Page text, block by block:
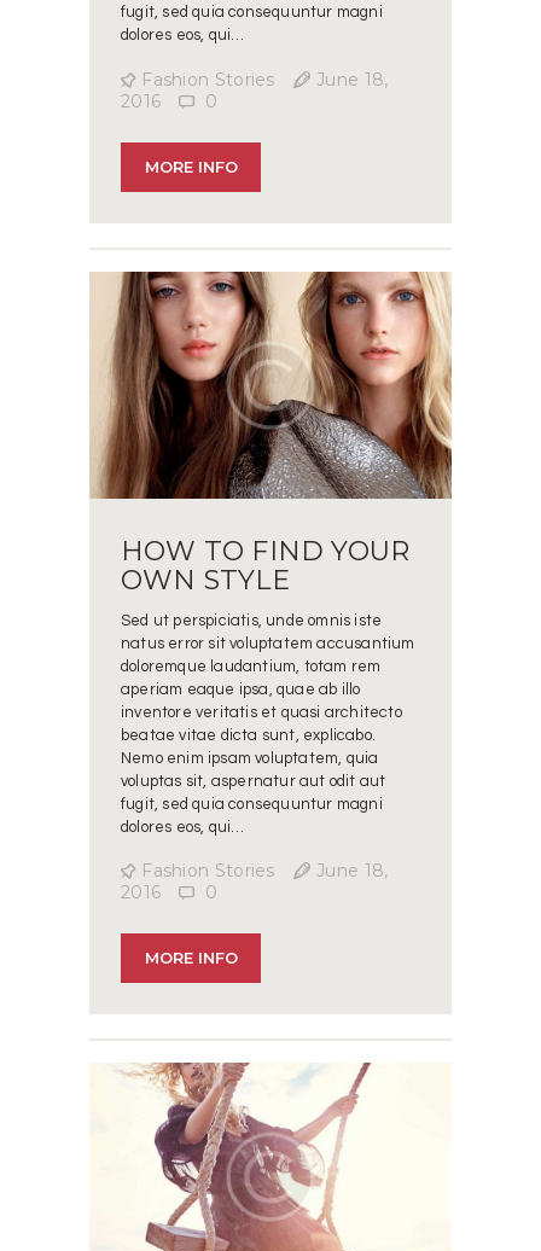
fugit, sed quia consequuntur magni
dolores eos, qui…
Fashion Stories
June 18,
2016
0
MORE INFO
HOW TO FIND YOUR
OWN STYLE
Sed ut perspiciatis, unde omnis iste
natus error sit voluptatem accusantium
doloremque laudantium, totam rem
aperiam eaque ipsa, quae ab illo
inventore veritatis et quasi architecto
beatae vitae dicta sunt, explicabo.
Nemo enim ipsam voluptatem, quia
voluptas sit, aspernatur aut odit aut
fugit, sed quia consequuntur magni
dolores eos, qui…
Fashion Stories
June 18,
2016
0
MORE INFO